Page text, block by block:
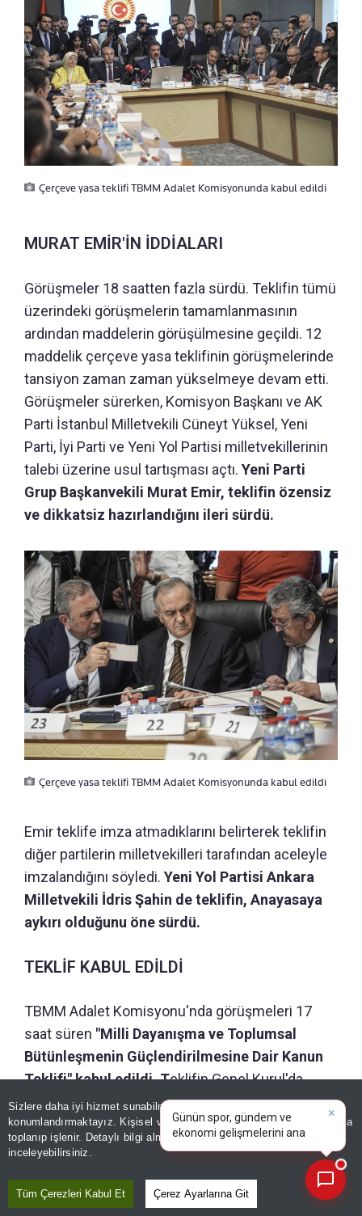
Sizlere daha iyi hizmet sunabilmek adına sitemizde
konumlandırmaktayız. Kişisel verileriniz, KVKK ve GDPR kapsamında
toplanıp işlenir. Detaylı bilgi almak içinAydınlatma Metnimizi
inceleyebilirsiniz.
Tüm Çerezleri Kabul Et Çerez Ayarlarına Git
Çerçeve yasa teklifi TBMM Adalet Komisyonunda kabul edildi
MURAT EMİR'İN İDDİALARI
Görüşmeler 18 saatten fazla sürdü. Teklifin tümü
üzerindeki görüşmelerin tamamlanmasının
ardından maddelerin görüşülmesine geçildi. 12
maddelik çerçeve yasa teklifinin görüşmelerinde
tansiyon zaman zaman yükselmeye devam etti.
Görüşmeler sürerken, Komisyon Başkanı ve AK
Parti İstanbul Milletvekili Cüneyt Yüksel, Yeni
Parti, İyi Parti ve Yeni Yol Partisi milletvekillerinin
talebi üzerine usul tartışması açtı. Yeni Parti
Grup Başkanvekili Murat Emir, teklifin özensiz
ve dikkatsiz hazırlandığını ileri sürdü.
Çerçeve yasa teklifi TBMM Adalet Komisyonunda kabul edildi
Emir teklife imza atmadıklarını belirterek teklifin
diğer partilerin milletvekilleri tarafından aceleyle
imzalandığını söyledi. Yeni Yol Partisi Ankara
Milletvekili İdris Şahin de teklifin, Anayasaya
aykırı olduğunu öne sürdü.
TEKLİF KABUL EDİLDİ
TBMM Adalet Komisyonu'nda görüşmeleri 17
saat süren "Milli Dayanışma ve Toplumsal
Bütünleşmenin Güçlendirilmesine Dair Kanun
Teklifi" kabul edildi. Teklifin Genel Kurul'da
pazartesi günü ele alınması bekleniyor.
×
Günün spor, gündem ve
ekonomi gelişmelerini analiz
edin!|